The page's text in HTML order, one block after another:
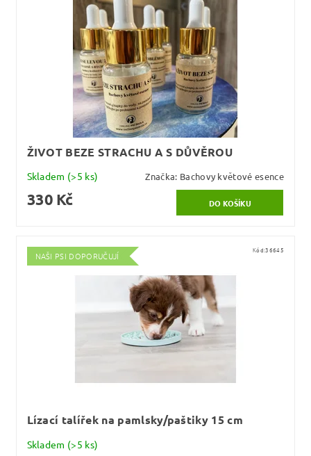
ŽIVOT BEZE STRACHU A S DŮVĚROU
Skladem (>5 ks) Značka: Bachovy květové esence
330 Kč
NAŠI PSI DOPORUČUJÍ
Kód:36645
Lízací talířek na pamlsky/paštiky 15 cm
Skladem (>5 ks)